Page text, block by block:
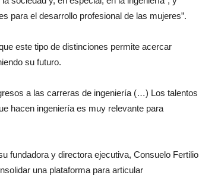
para el desarrollo profesional de las mujeres”.
este tipo de distinciones permite acercar
su futuro.
a las carreras de ingeniería (…) Los talentos
hacen ingeniería es muy relevante para
fundadora y directora ejecutiva, Consuelo Fertilio
una plataforma para articular